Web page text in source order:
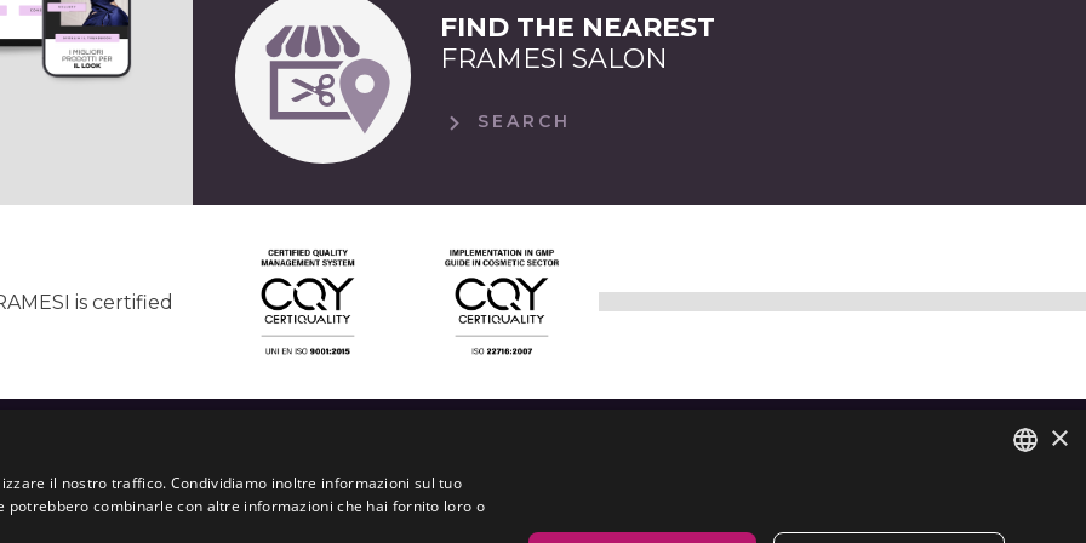
FIND THE NEAREST
FRAMESI SALON
SEARCH
is certified
LEGAL NOTES
×
il nostro traffico. Condividiamo inoltre informazioni sul tuo
combinarle con altre informazioni che hai fornito loro o